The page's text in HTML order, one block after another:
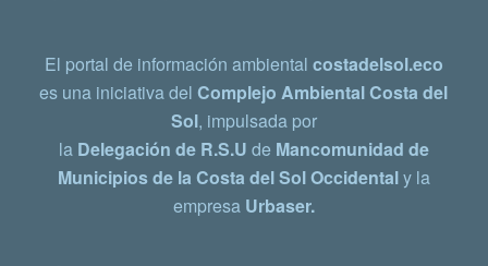
El portal de información ambiental costadelsol.eco
es una iniciativa delComplejo Ambiental Costa del
Sol, impulsada por
la Delegación de R.S.U de Mancomunidad de
Municipios de la Costa del Sol Occidentaly la
empresa Urbaser.